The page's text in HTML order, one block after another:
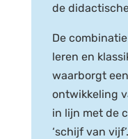
de
De
leren en
waarborgt
ontwikkeling
in lijn met de
‘schijf van